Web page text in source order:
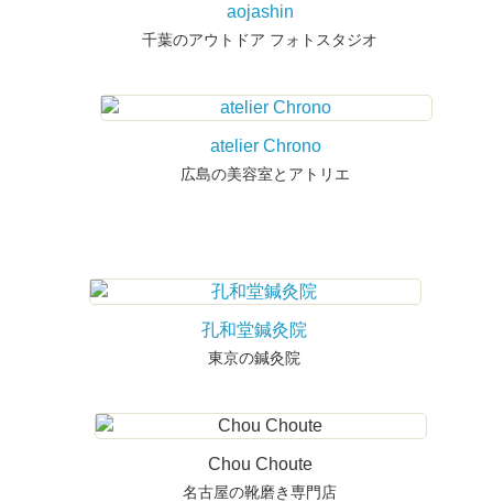
aojashin
千葉のアウトドア フォトスタジオ
atelier Chrono
広島の美容室とアトリエ
孔和堂鍼灸院
東京の鍼灸院
Chou Choute
名古屋の靴磨き専門店